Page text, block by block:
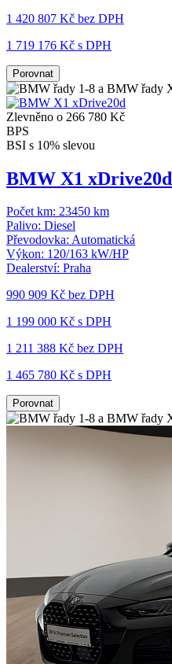
1 420 807 Kč bez DPH
1 719 176 Kč s DPH
Porovnat
Zlevněno o 266 780 Kč
BPS
BSI s 10% slevou
BMW X1 xDrive20d
Počet km: 23450 km
Palivo: Diesel
Převodovka: Automatická
Výkon: 120/163 kW/HP
Dealerství: Praha
990 909 Kč bez DPH
1 199 000 Kč s DPH
1 211 388 Kč bez DPH
1 465 780 Kč s DPH
Porovnat